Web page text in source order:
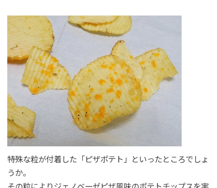
特殊な粒が付着した「ピザポテト」といったところでしょ
うか。